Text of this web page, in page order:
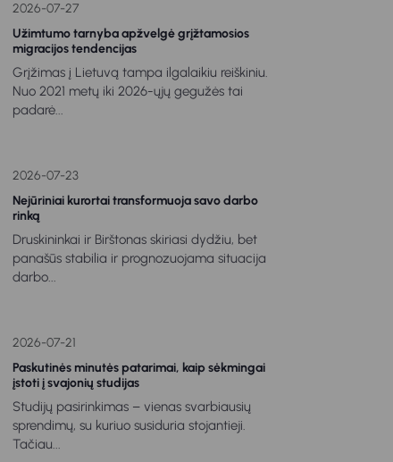
2026-07-27
Užimtumo tarnyba apžvelgė grįžtamosios
migracijos tendencijas
Grįžimas į Lietuvą tampa ilgalaikiu reiškiniu.
Nuo 2021 metų iki 2026-ųjų gegužės tai
padarė...
2026-07-23
Nejūriniai kurortai transformuoja savo darbo
rinką
Druskininkai ir Birštonas skiriasi dydžiu, bet
panašūs stabilia ir prognozuojama situacija
darbo...
2026-07-21
Paskutinės minutės patarimai, kaip sėkmingai
įstoti į svajonių studijas
Studijų pasirinkimas – vienas svarbiausių
sprendimų, su kuriuo susiduria stojantieji.
Tačiau...